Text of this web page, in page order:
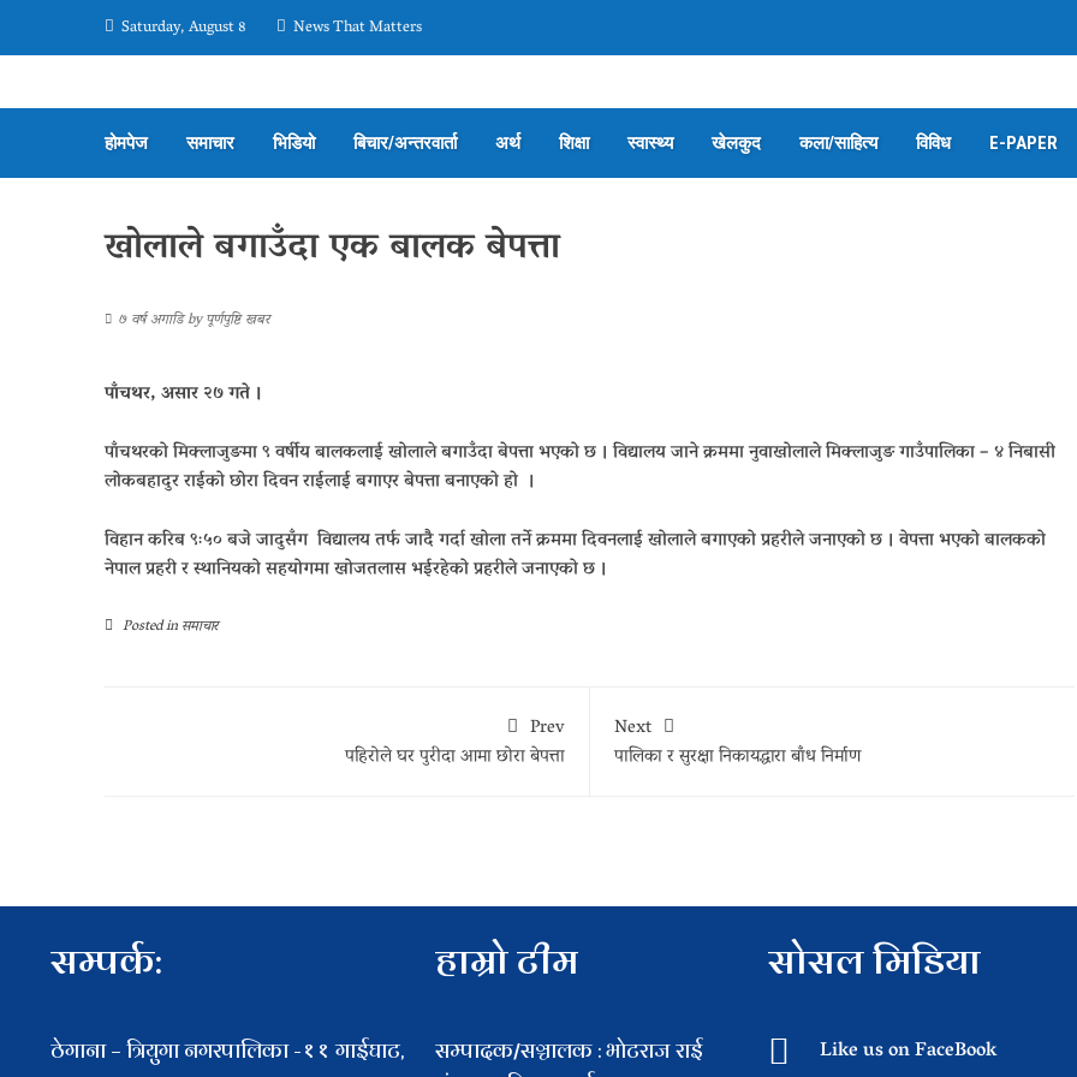
Saturday, August 8 News That Matters
होमपेज समाचार भिडियो बिचार/अन्तरवार्ता अर्थ शिक्षा स्वास्थ्य खेलकुद कला/साहित्य विविध E-PAPER
खोलाले बगाउँदा एक बालक बेपत्ता
७ वर्ष अगाडिbyपूर्णपुष्टि खबर
पाँचथर, असार २७ गते ।
पाँचथरको मिक्लाजुङमा ९ वर्षीय बालकलाई खोलाले बगाउँदा बेपत्ता भएको छ । विद्यालय जाने क्रममा नुवाखोलाले मिक्लाजुङ गाउँपालिका – ४ निबासी
लोकबहादुर राईको छोरा दिवन राईलाई बगाएर बेपत्ता बनाएको हो ।
विहान करिब ९ः५० बजे जादुसँग विद्यालय तर्फ जादै गर्दा खोला तर्ने क्रममा दिवनलाई खोलाले बगाएको प्रहरीले जनाएको छ । वेपत्ता भएको बालकको
नेपाल प्रहरी र स्थानियको सहयोगमा खोजतलास भईरहेको प्रहरीले जनाएको छ ।
Posted inसमाचार
Prev
पहिरोले घर पुरीदा आमा छोरा बेपत्ता
Next
पालिका र सुरक्षा निकायद्धारा बाँध निर्माण
सम्पर्क:
ठेगाना – त्रियुगा नगरपालिका -११ गाईघाट,
हाम्रो टीम
सम्पादक/सञ्चालक : भाेटराज राई
सोसल मिडिया
Like us on FaceBook